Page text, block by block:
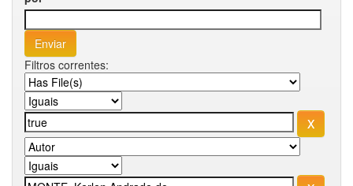
Filtros correntes: